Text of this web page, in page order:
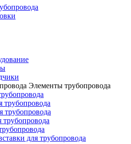
Элементы трубопровода
трубопровода
трубопровода
трубопровода
для трубопровода